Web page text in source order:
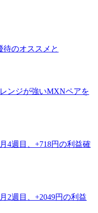
待のオススメと
ンジが強いMXNペアを
4週目、+718円の利益確
2週目、+2049円の利益